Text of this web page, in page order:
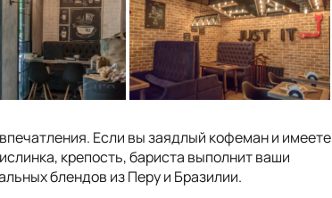
Если вы заядлый кофеман и имеете
крепость, бариста выполнит ваши
блендов из Перу и Бразилии.